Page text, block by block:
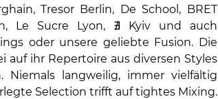
Tresor Berlin, De School, BRET
Le Sucre Lyon, ∄ Kyiv und auch
oder unsere geliebte Fusion. Die
auf ihr Repertoire aus diversen Styles
Niemals langweilig, immer vielfältig
Selection trifft auf tightes Mixing.